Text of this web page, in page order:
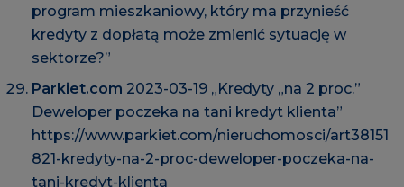
program mieszkaniowy, który ma przynieść
kredyty z dopłatą może zmienić sytuację w
sektorze?”
Parkiet.com 2023-03-19 „Kredyty „na 2 proc.”
Deweloper poczeka na tani kredyt klienta”
https://www.parkiet.com/nieruchomosci/art38151
821-kredyty-na-2-proc-deweloper-poczeka-na-
tani-kredyt-klienta